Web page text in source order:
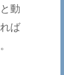
動
ば